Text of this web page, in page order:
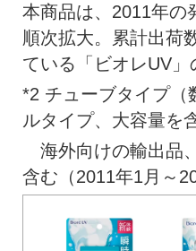
本商品は、2011年の
順次拡大。累計出荷
ている「ビオレUV」
*2 チューブタイプ（
ルタイプ、大容量を
海外向けの輸出品
含む（2011年1月～